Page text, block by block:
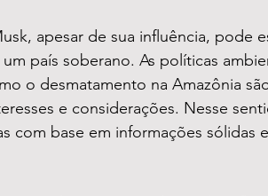
apesar de sua influência, pode
país soberano. As políticas
o desmatamento na Amazônia
e considerações. Nesse
com base em informações sólidas